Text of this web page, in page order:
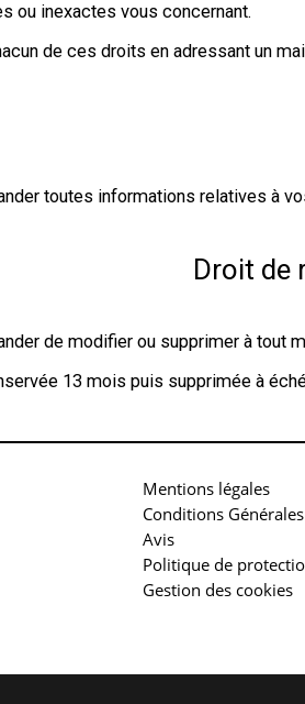
ou inexactes vous concernant.
de ces droits en adressant un
toutes informations relatives à
Droit de
de modifier ou supprimer à tout
13 mois puis supprimée à
Mentions légales
Conditions
Avis
Politique de
Gestion des cookies